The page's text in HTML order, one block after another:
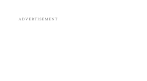
ADVERTISEMENT